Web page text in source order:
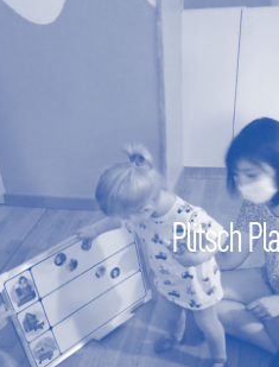
Plitsch